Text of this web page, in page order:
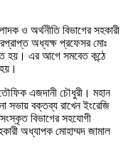
ও অর্থনীতি বিভাগের সহকারী
অধ্যক্ষ প্রফেসর মোঃ
হয়। এর আগে সমবেত কন্ঠে
এজদানী চৌধুরী। মহান
সভায় বক্তব্য রাখেন ইংরেজি
বিভাগের সহযোগী
অধ্যাপক মোহাম্মদ জামাল